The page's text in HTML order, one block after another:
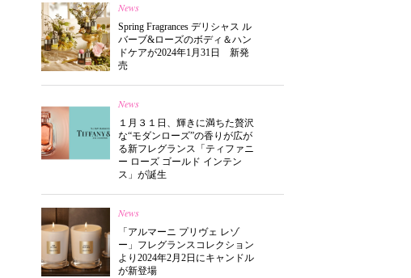
News
Spring Fragrances デリシャス ル
バーブ&ローズのボディ＆ハン
ドケアが2024年1月31日 新発
売
News
１月３１日、輝きに満ちた贅沢
な“モダンローズ”の香りが広が
る新フレグランス「ティファニ
ー ローズ ゴールド インテン
ス」が誕生
News
「アルマーニ プリヴェ レゾ
ー」フレグランスコレクション
より2024年2月2日にキャンドル
が新登場